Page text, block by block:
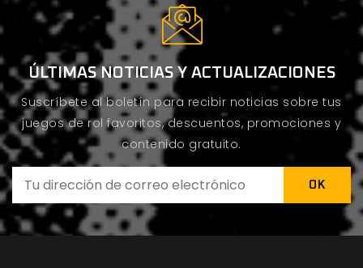
ÚLTIMAS NOTICIAS Y ACTUALIZACIONES
Suscríbete al boletín para recibir noticias sobre tus
juegos de rol favoritos, descuentos, promociones y
contenido gratuito.